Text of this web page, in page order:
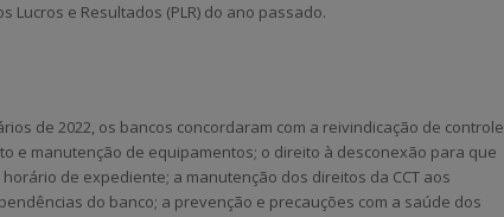
Lucros e Resultados (PLR) do ano passado.
de 2022, os bancos concordaram com a reivindicação de controle
e manutenção de equipamentos; o direito à desconexão para que
de expediente; a manutenção dos direitos da CCT aos
do banco; a prevenção e precauções com a saúde dos